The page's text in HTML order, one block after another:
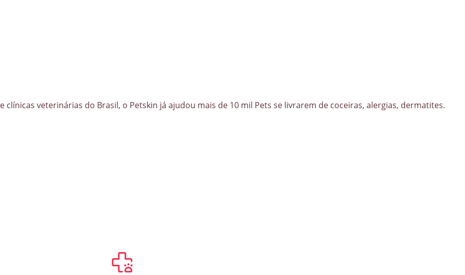
e clínicas veterinárias do Brasil, o Petskin já ajudou mais de 10 mil Pets se livrarem de coceiras, alergias, dermatites.